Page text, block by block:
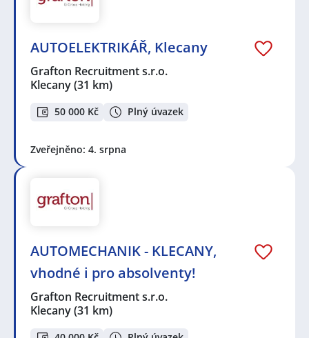
AUTOELEKTRIKÁŘ, Klecany
Grafton Recruitment s.r.o.
Klecany(31 km)
50 000 Kč Plný úvazek
Zveřejněno: 4. srpna
AUTOMECHANIK - KLECANY,
vhodné i pro absolventy!
Grafton Recruitment s.r.o.
Klecany(31 km)